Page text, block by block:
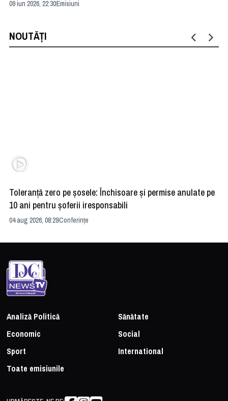
09 iun 2026, 22:30Emisiuni
NOUTĂȚI
Toleranță zero pe șosele: Închisoare și permise anulate pe
10 ani pentru șoferii iresponsabili
04 aug 2026, 08:29Conferințe
Analiză Politică
Sănătate
Economic
Social
Sport
International
Toate emisiunile